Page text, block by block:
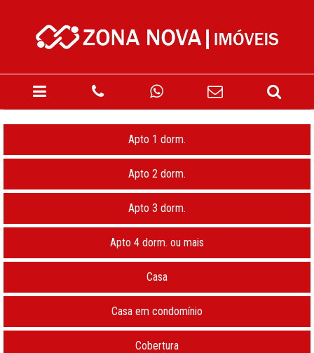
Apto 1 dorm.
Apto 2 dorm.
Apto 3 dorm.
Apto 4 dorm. ou mais
Casa
Casa em condomínio
Cobertura